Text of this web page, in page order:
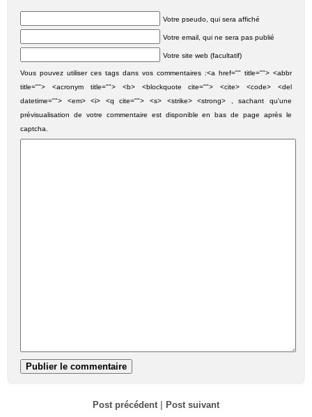
Votre pseudo, qui sera affiché
Votre email, qui ne sera pas publié
Votre site web (facultatif)
Vous pouvez utiliser ces tags dans vos commentaires :<a href="" title=""> <abbr
title=""> <acronym title=""> <b> <blockquote cite=""> <cite> <code> <del
datetime=""> <em> <i> <q cite=""> <s> <strike> <strong> , sachant qu'une
prévisualisation de votre commentaire est disponible en bas de page après le
captcha.
Post précédent Post suivant